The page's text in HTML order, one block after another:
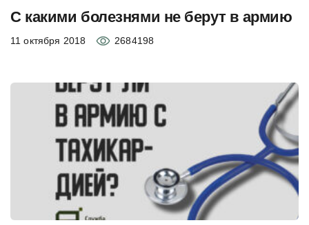
С какими болезнями не берут в армию
11 октября 2018 2684198